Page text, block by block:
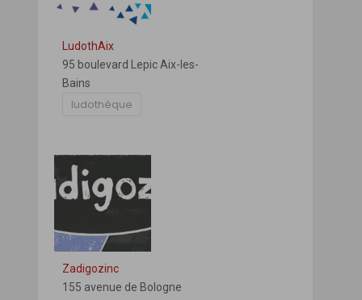
LudothAix
95 boulevard Lepic Aix-les-
Bains
ludothèque
Zadigozinc
155 avenue de Bologne